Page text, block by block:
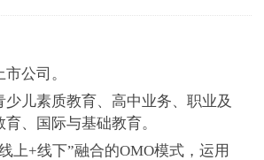
市公司。
少儿素质教育、高中业务、职业及
育、国际与基础教育。
上+线下”融合的OMO模式，运用